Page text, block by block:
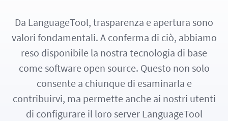
Da LanguageTool, trasparenza e apertura sono
valori fondamentali. A conferma di ciò, abbiamo
reso disponibile la nostra tecnologia di base
come software open source. Questo non solo
consente a chiunque di esaminarla e
contribuirvi, ma permette anche ai nostri utenti
di configurare il loro server LanguageTool